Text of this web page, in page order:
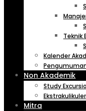
Teknik
Kalender
Non Akademik
Study
Ekstrakulikuler
Mitra